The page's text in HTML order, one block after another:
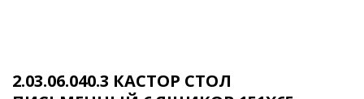
2.03.06.040.3 КАСТОР СТОЛ